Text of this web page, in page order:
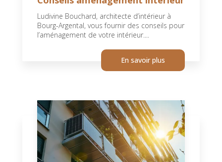
Ludivine Bouchard, architecte d’intérieur à
Bourg-Argental, vous fournir des conseils pour
l’aménagement de votre intérieur....
En savoir plus